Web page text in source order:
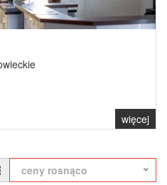
więcej
ceny rosnąco